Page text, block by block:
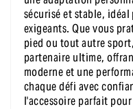
sécurisé et stable,
exigeants. Que vous
pied ou tout autre
partenaire ultime,
moderne et une
chaque défi avec
l'accessoire parfait